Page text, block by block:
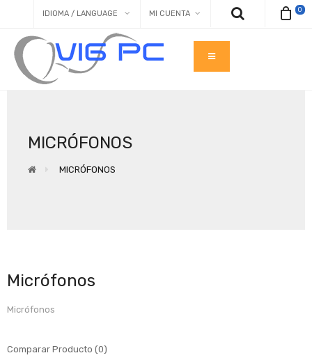
IDIOMA / LANGUAGE MI CUENTA 0
MICRÓFONOS
MICRÓFONOS
Micrófonos
Micrófonos
Comparar Producto (0)